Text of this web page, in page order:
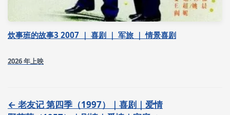
炊事班的故事3 2007 ｜ 喜剧 ｜ 军旅 ｜ 情景喜剧
2026 年上映
← 老友记 第四季（1997）｜喜剧｜爱情